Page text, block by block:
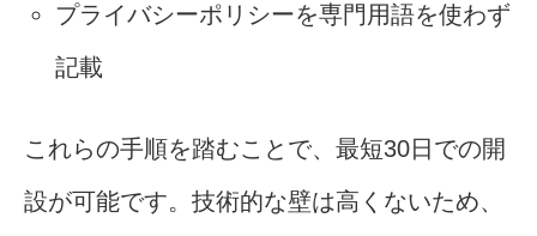
プライバシーポリシーを専門用語を使わず
記載
これらの手順を踏むことで、最短30日での開
設が可能です。技術的な壁は高くないため、